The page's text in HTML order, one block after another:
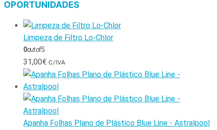
OPORTUNIDADES
Limpeza de Filtro Lo-Chlor
0out of 5
31,00€ C/IVA
Apanha Folhas Plano de Plástico Blue Line - Astralpool